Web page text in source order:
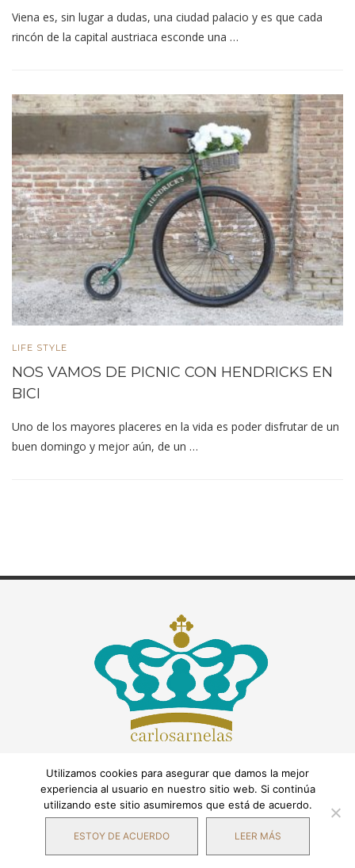
Viena es, sin lugar a dudas, una ciudad palacio y es que cada
rincón de la capital austriaca esconde una …
LIFE STYLE
NOS VAMOS DE PICNIC CON HENDRICKS EN
BICI
Uno de los mayores placeres en la vida es poder disfrutar de un
buen domingo y mejor aún, de un …
Utilizamos cookies para asegurar que damos la mejor
experiencia al usuario en nuestro sitio web. Si continúa
utilizando este sitio asumiremos que está de acuerdo.
ESTOY DE ACUERDO LEER MÁS